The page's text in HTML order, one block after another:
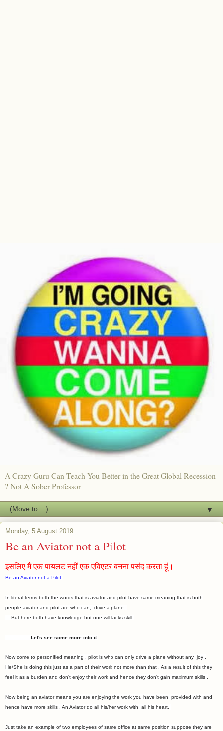
A Crazy Guru Can Teach You Better in the Great Global Recession
? Not A Sober Professor
▼
Monday, 5 August 2019
Be an Aviator not a Pilot
इसलिए मैं एक पायलट नहीं एक एविएटर बनना पसंद करता हूं।
Be an Aviator not a Pilot
In literal terms both the words that is aviator and pilot have same meaning that is both
people aviator and pilot are who can, drive a plane.
But here both have knowledge but one will lacks skill.
Let's see some more into it.
Now come to personified meaning , pilot is who can only drive a plane without any joy .
He/She is doing this just as a part of their work not more than that . As a result of this they
feel it as a burden and don't enjoy their work and hence they don't gain maximum skills .
Now being an aviator means you are enjoying the work you have been provided with and
hence have more skills . An Aviator do all his/her work with all his heart.
Just take an example of two employees of same office at same position suppose they are